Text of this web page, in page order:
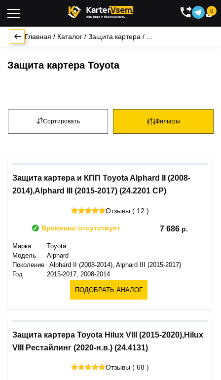

0
Главная / Каталог / Защита картера /
Защита картера Toyota
Фильтры
Сортировать
Защита картера и КПП Toyota Alphard II (2008-
2014),Alphard III (2015-2017) (24.2201 CP)
Отзывы ( 12 )
Временно отсутствует 7 686
Марка
Toyota
Модель
Alphard
Поколение
Alphard II (2008-2014), Alphard III (2015-2017)
Год
2015-2017, 2008-2014
ПОДОБРАТЬ АНАЛОГ
Защита картера Toyota Hilux VIII (2015-2020),Hilux
VIII Рестайлинг (2020-н.в.) (24.4131)
Отзывы ( 68 )